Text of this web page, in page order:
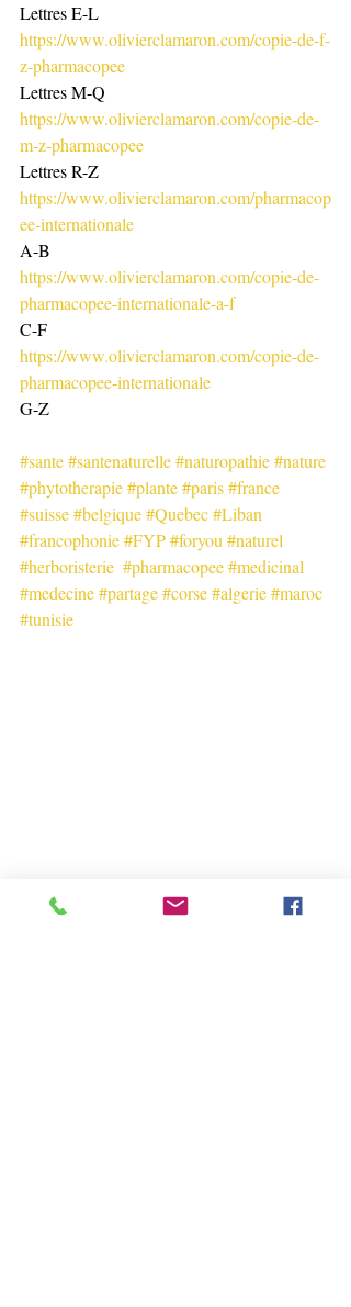
Lettres E-L
https://www.olivierclamaron.com/copie-de-f-
z-pharmacopee
Lettres M-Q
https://www.olivierclamaron.com/copie-de-
m-z-pharmacopee
Lettres R-Z
https://www.olivierclamaron.com/pharmacop
ee-internationale
A-B
https://www.olivierclamaron.com/copie-de-
pharmacopee-internationale-a-f
C-F
https://www.olivierclamaron.com/copie-de-
pharmacopee-internationale
G-Z
#sante#santenaturelle#naturopathie#nature
#phytotherapie#plante#paris#france
#suisse#belgique#Quebec#Liban
#francophonie#FYP#foryou #naturel
#herboristerie #pharmacopee#medicinal
#medecine#partage#corse#algerie#maroc
#tunisie